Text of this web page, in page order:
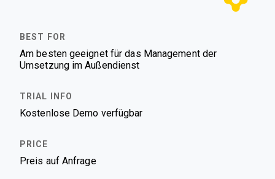
Am besten geeignet für das Management der
Umsetzung im Außendienst
Kostenlose Demo verfügbar
Preis auf Anfrage